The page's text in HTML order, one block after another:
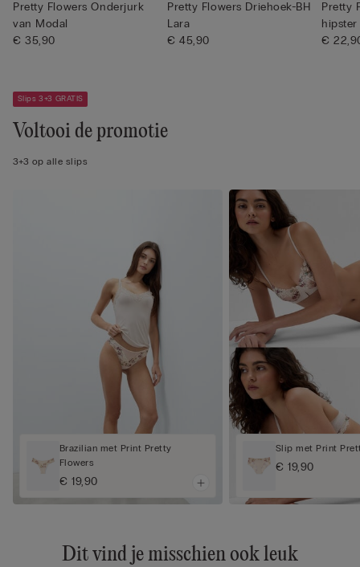
Pretty Flowers Onderjurk
van Modal
€ 35,90
Pretty Flowers Driehoek-BH
Lara
€ 45,90
Pretty
hipster
€
Slips 3+3 GRATIS
Voltooi de promotie
3+3 op alle slips
Brazilian met Print Pretty
Flowers
€ 19,90
Slip met Print
€ 19,90
Dit vind je misschien ook leuk